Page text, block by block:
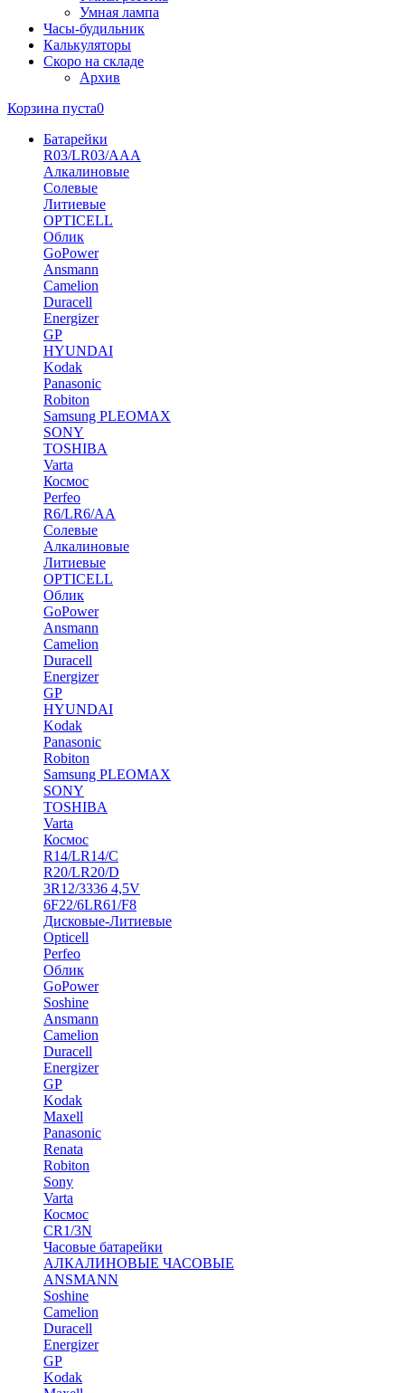
Умная лампа
Часы-будильник
Калькуляторы
Скоро на складе
Архив
Корзина пуста0
Батарейки
R03/LR03/AAA
Алкалиновые
Солевые
Литиевые
OPTICELL
Облик
GoPower
Ansmann
Camelion
Duracell
Energizer
GP
HYUNDAI
Kodak
Panasonic
Robiton
Samsung PLEOMAX
SONY
TOSHIBA
Varta
Космос
Perfeo
R6/LR6/AA
Солевые
Алкалиновые
Литиевые
OPTICELL
Облик
GoPower
Ansmann
Camelion
Duracell
Energizer
GP
HYUNDAI
Kodak
Panasonic
Robiton
Samsung PLEOMAX
SONY
TOSHIBA
Varta
Космос
R14/LR14/C
R20/LR20/D
3R12/3336 4,5V
6F22/6LR61/F8
Дисковые-Литиевые
Opticell
Perfeo
Облик
GoPower
Soshine
Ansmann
Camelion
Duracell
Energizer
GP
Kodak
Maxell
Panasonic
Renata
Robiton
Sony
Varta
Космос
CR1/3N
Часовые батарейки
АЛКАЛИНОВЫЕ ЧАСОВЫЕ
ANSMANN
Soshine
Camelion
Duracell
Energizer
GP
Kodak